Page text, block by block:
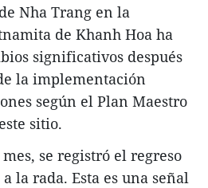
Nha Trang en la
de Khanh Hoa ha
significativos después
la implementación
según el Plan Maestro
sitio.
se registró el regreso
la rada. Esta es una señal